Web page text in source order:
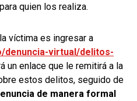
quien los realiza.
víctima es ingresar a
denuncia-virtual/delitos-
un enlace que le remitirá a la
estos delitos, seguido de
de manera formal